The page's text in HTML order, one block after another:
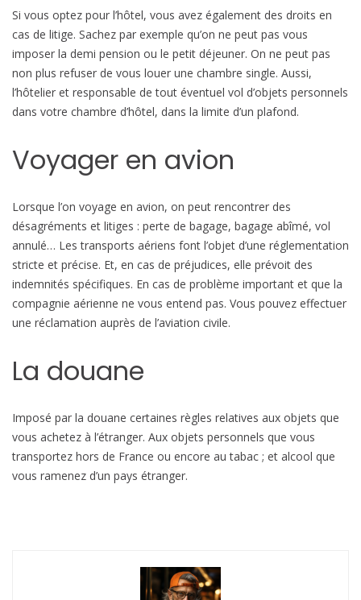
Si vous optez pour l’hôtel, vous avez également des droits en
cas de litige. Sachez par exemple qu’on ne peut pas vous
imposer la demi pension ou le petit déjeuner. On ne peut pas
non plus refuser de vous louer une chambre single. Aussi,
l’hôtelier et responsable de tout éventuel vol d’objets personnels
dans votre chambre d’hôtel, dans la limite d’un plafond.
Voyager en avion
Lorsque l’on voyage en avion, on peut rencontrer des
désagréments et litiges : perte de bagage, bagage abîmé, vol
annulé… Les transports aériens font l’objet d’une réglementation
stricte et précise. Et, en cas de préjudices, elle prévoit des
indemnités spécifiques. En cas de problème important et que la
compagnie aérienne ne vous entend pas. Vous pouvez effectuer
une réclamation auprès de l’aviation civile.
La douane
Imposé par la douane certaines règles relatives aux objets que
vous achetez à l’étranger. Aux objets personnels que vous
transportez hors de France ou encore au tabac ; et alcool que
vous ramenez d’un pays étranger.